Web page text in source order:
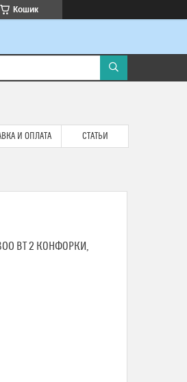
Кошик
И ОПЛАТА СТАТЬИ
ВТ 2 КОНФОРКИ,